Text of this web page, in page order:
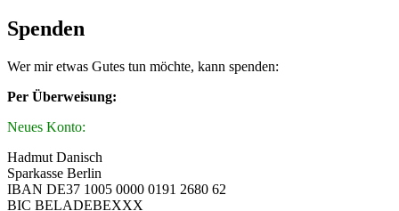
Spenden
Wer mir etwas Gutes tun möchte, kann spenden:
Per Überweisung:
Neues Konto:
Hadmut Danisch
Sparkasse Berlin
IBAN DE37 1005 0000 0191 2680 62
BIC BELADEBEXXX